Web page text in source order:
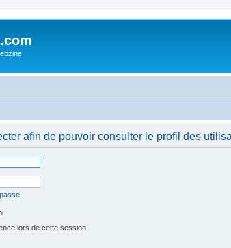
afin de pouvoir consulter le profil des
lors de cette session